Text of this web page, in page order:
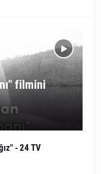
filmini
- 24 TV